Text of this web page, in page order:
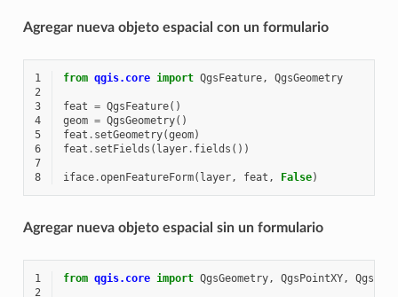
Agregar nueva objeto espacial con un formulario
1 from qgis.core import QgsFeature,
QgsGeometry
2
3
feat = QgsFeature()
4
geom = QgsGeometry()
5
feat . setGeometry(geom)
6
feat . setFields ( layer. fields ())
7
8
iface.openFeatureForm( layer, feat , False)
Agregar nueva objeto espacial sin un formulario
1 from qgis.core import QgsGeometry, QgsPointXY,
2